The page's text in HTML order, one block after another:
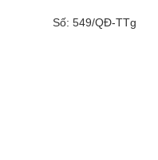
Số: 549/QĐ-TTg